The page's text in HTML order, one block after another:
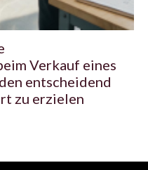
Verkauf eines
entscheidend
zu erzielen